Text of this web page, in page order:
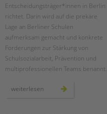
KARRIERE
Stellenangebote
tandem als Arbeitgeberin
NEWS/BLOG
unkuerzbar
Entscheidungsträger*innen in Berlin
richtet. Darin wird auf die prekäre
Lage an Berliner Schulen
aufmerksam gemacht und konkrete
Forderungen zur Stärkung von
Schulsozialarbeit, Prävention und
multiprofessionellen Teams benannt.
weiterlesen offener